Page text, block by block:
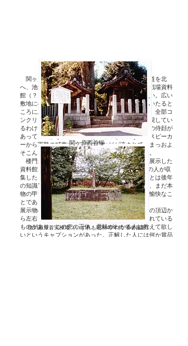
関ヶ原の古戦場の中心を貫通している旧北国街道を北
へ、池寺池のほとりに、ウオーランドとか称した戦場資料
館（？）ができたのは、これまた詳しく記憶しない。広い
敷地に楼門を構えた入口があって、中へ入ると、いたると
ころに馬にのった鎧武者がいて、敵と戦っている。全部コ
ンクリート造りのごついもので、関ヶ原合戦を再現してい
るわけであるが、努力作ながら多少間抜けた感じの侍顔が
あって、凄惨な戦物の匂いは全く感じられない。スピーカ
ーから軍勢の喊声やホラ貝の音などが流されて、まっおよ
そこんなものか——という感じのところであった。
楼門から続きの櫓とおぼしき中に、主に甲冑を展示した
資料館があった。ここは岐阜のYという甲冑趣味の人が収
集したヨロイカブト類が貸出されていた（このことは後年
の知識である）が、それらを時折みにゆくことは、まだ本
物の甲冑にふれることが殆どなかった私にとって愉快なこ
とであった。
展示物の中に、それは兜であったが、鉄製の兜鉢の頂辺か
ら左右にふりわけられて、轡が立物としてのせられている
ものがあり、この兜の正体、意味がわかる人は教えて欲し
いというキャプションがあった。正解した人には何か賞品
関ヶ原西首塚
徳川家康首実検場（いずれも昭和40年代-筆者撮影）